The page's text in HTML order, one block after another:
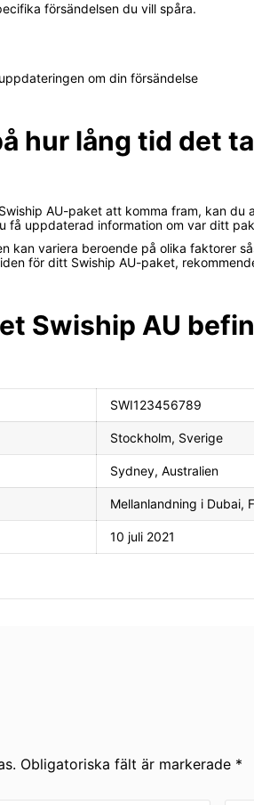
försändelsen du vill spåra.
om din försändelse
hur lång tid det
AU-paket att komma fram, kan
få uppdaterad information om var ditt
kan variera beroende på olika faktorer
för ditt Swiship AU-paket,
Swiship AU
SWI123456789
Stockholm, Sverige
Sydney, Australien
Mellanlandning i Dubai,
10 juli 2021
Obligatoriska fält är markerade *